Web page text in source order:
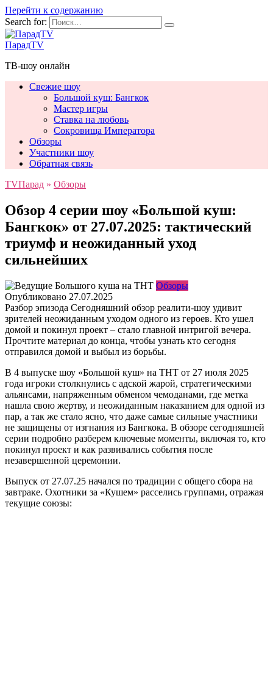
Перейти к содержанию
Search for:
ПарадTV
ТВ-шоу онлайн
Свежие шоу
Большой куш: Бангкок
Мастер игры
Ставка на любовь
Сокровища Императора
Обзоры
Участники шоу
Обратная связь
TVПарад » Обзоры
Обзор 4 серии шоу «Большой куш:
Бангкок» от 27.07.2025: тактический
триумф и неожиданный уход
сильнейших
Обзоры
Опубликовано 27.07.2025
Разбор эпизода Сегодняшний обзор реалити-шоу удивит
зрителей неожиданным уходом одного из героев. Кто ушел
домой и покинул проект – стало главной интригой вечера.
Прочтите материал до конца, чтобы узнать кто сегодня
отправился домой и выбыл из борьбы.
В 4 выпуске шоу «Большой куш» на ТНТ от 27 июля 2025
года игроки столкнулись с адской жарой, стратегическими
альянсами, напряженным обменом чемоданами, где метка
нашла свою жертву, и неожиданным наказанием для одной из
пар, а так же стало ясно, что даже самые сильные участники
не защищены от изгнания из Бангкока. В обзоре сегодняшней
серии подробно разберем ключевые моменты, включая то, кто
покинул проект и как развивались события после
незавершенной церемонии.
Выпуск от 27.07.25 начался по традиции с общего сбора на
завтраке. Охотники за «Кушем» расселись группами, отражая
текущие союзы: